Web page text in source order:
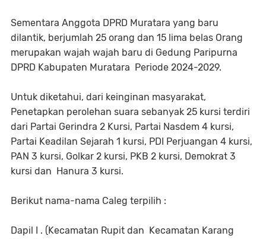
Sementara Anggota DPRD Muratara yang baru
dilantik, berjumlah 25 orang dan 15 lima belas Orang
merupakan wajah wajah baru di Gedung Paripurna
DPRD Kabupaten Muratara Periode 2024-2029.
Untuk diketahui, dari keinginan masyarakat,
Penetapkan perolehan suara sebanyak 25 kursi terdiri
dari Partai Gerindra 2 Kursi, Partai Nasdem 4 kursi,
Partai Keadilan Sejarah 1 kursi, PDI Perjuangan 4 kursi,
PAN 3 kursi, Golkar 2 kursi, PKB 2 kursi, Demokrat 3
kursi dan Hanura 3 kursi.
Berikut nama-nama Caleg terpilih :
Dapil I . (Kecamatan Rupit dan Kecamatan Karang